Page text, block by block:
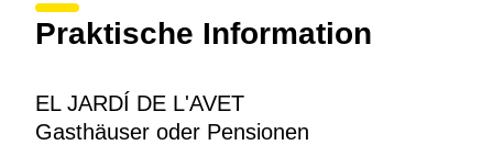
Praktische Information
EL JARDÍ DE L'AVET
Gasthäuser oder Pensionen